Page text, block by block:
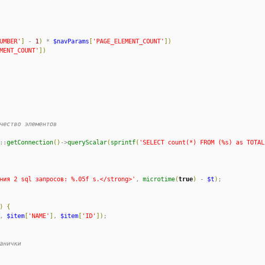
' ] - 1) * $navParams [ ' PAGE_ELEMENT_COUNT ' ] )
' ] )
элементов
::getConnection( ) ->queryScalar( sprintf( 'SELECT count(*) FROM (%s) as TOTAL
2 sql запросов: %.05f s.</strong> ' , microtime(true) - $t ) ;
)
{
, $item [ 'NAME ' ] , $item [ ' ID ' ] )